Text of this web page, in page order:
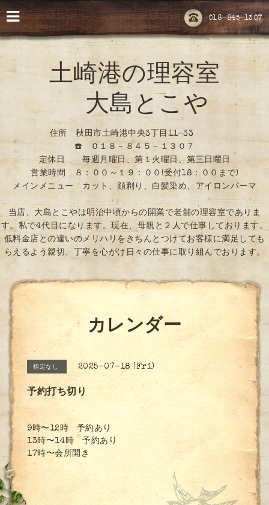
018-845-1307
土崎港の理容室
大島とこや
住所 秋田市土崎港中央3丁目11-33
☎️ ０１８－８４５－１３０７
定休日 毎週月曜日、第１火曜日、第三日曜日
営業時間 ８：００～１９：００(受付18：００まで)
メインメニュー カット、顔剃り、白髪染め、アイロンパーマ
当店、大島とこやは明治中頃からの開業で老舗の理容室でありま
す。私で4代目になります。現在、母親と２人で仕事しております。
低料金店との違いのメリハリをきちんとつけてお客様に満足しても
らえるよう親切、丁寧を心がけ日々の仕事に取り組んでおります。
カレンダー
指定なし 2025-07-18 (Fri)
予約打ち切り
9時〜12時 予約あり
13時〜14時 予約あり
17時〜会所開き